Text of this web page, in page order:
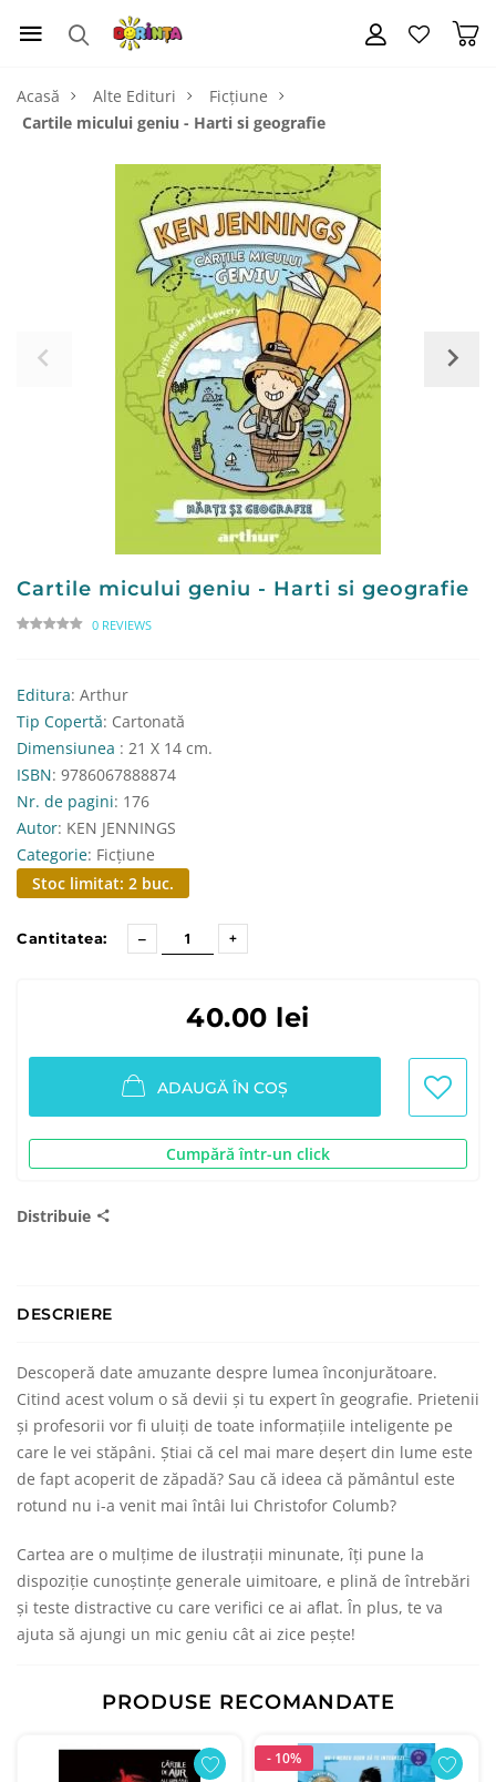
Acasă Alte Edituri
Ficțiune
Cartile micului geniu - Harti si geografie
Cartile micului geniu - Harti si geografie
0 REVIEWS
Editura: Arthur
Tip Copertă: Cartonată
Dimensiunea : 21 X 14 cm.
ISBN: 9786067888874
Nr. de pagini: 176
Autor: KEN JENNINGS
Categorie: Ficțiune
Stoc limitat: 2 buc.
Cantitatea:
40.00 lei
ADAUGĂ ÎN COȘ
Cumpără într-un click
Distribuie
DESCRIERE
Descoperă date amuzante despre lumea înconjurătoare.
Citind acest volum o să devii și tu expert în geografie. Prietenii
și profesorii vor fi uluiți de toate informațiile inteligente pe
care le vei stăpâni. Știai că cel mai mare deșert din lume este
de fapt acoperit de zăpadă? Sau că ideea că pământul este
rotund nu i-a venit mai întâi lui Christofor Columb?
Cartea are o mulțime de ilustrații minunate, îți pune la
dispoziție cunoștințe generale uimitoare, e plină de întrebări
și teste distractive cu care verifici ce ai aflat. În plus, te va
ajuta să ajungi un mic geniu cât ai zice pește!
PRODUSE RECOMANDATE
- 10%